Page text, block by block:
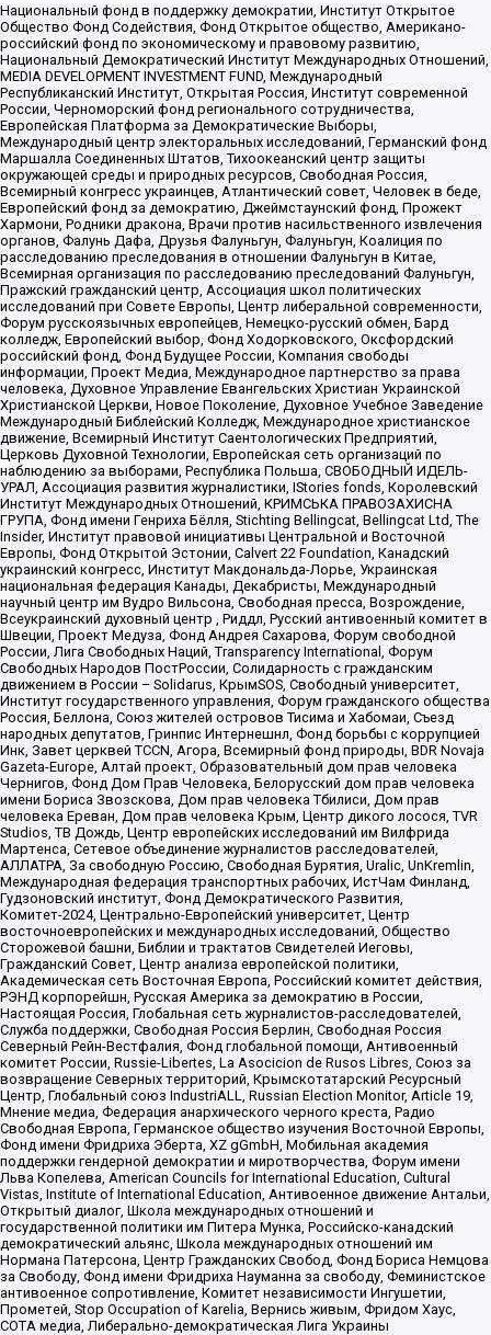
Национальный фонд в поддержку демократии, Институт Открытое
Общество Фонд Содействия, Фонд Открытое общество, Американо-
российский фонд по экономическому и правовому развитию,
Национальный Демократический Институт Международных Отношений,
MEDIA DEVELOPMENT INVESTMENT FUND, Международный
Республиканский Институт, Открытая Россия, Институт современной
России, Черноморский фонд регионального сотрудничества,
Европейская Платформа за Демократические Выборы,
Международный центр электоральных исследований, Германский фонд
Маршалла Соединенных Штатов, Тихоокеанский центр защиты
окружающей среды и природных ресурсов, Свободная Россия,
Всемирный конгресс украинцев, Атлантический совет, Человек в беде,
Европейский фонд за демократию, Джеймстаунский фонд, Прожект
Хармони, Родники дракона, Врачи против насильственного извлечения
органов, Фалунь Дафа, Друзья Фалуньгун, Фалуньгун, Коалиция по
расследованию преследования в отношении Фалуньгун в Китае,
Всемирная организация по расследованию преследований Фалуньгун,
Пражский гражданский центр, Ассоциация школ политических
исследований при Совете Европы, Центр либеральной современности,
Форум русскоязычных европейцев, Немецко-русский обмен, Бард
колледж, Европейский выбор, Фонд Ходорковского, Оксфордский
российский фонд, Фонд Будущее России, Компания свободы
информации, Проект Медиа, Международное партнерство за права
человека, Духовное Управление Евангельских Христиан Украинской
Христианской Церкви, Новое Поколение, Духовное Учебное Заведение
Международный Библейский Колледж, Международное христианское
движение, Всемирный Институт Саентологических Предприятий,
Церковь Духовной Технологии, Европейская сеть организаций по
наблюдению за выборами, Республика Польша, СВОБОДНЫЙ ИДЕЛЬ-
УРАЛ, Ассоциация развития журналистики, IStories fonds, Королевский
Институт Международных Отношений, КРИМСЬКА ПРАВОЗАХИСНА
ГРУПА, Фонд имени Генриха Бёлля, Stichting Bellingcat, Bellingcat Ltd, The
Insider, Институт правовой инициативы Центральной и Восточной
Европы, Фонд Открытой Эстонии, Calvert 22 Foundation, Канадский
украинский конгресс, Институт Макдональда-Лорье, Украинская
национальная федерация Канады, Декабристы, Международный
научный центр им Вудро Вильсона, Свободная пресса, Возрождение,
Всеукраинский духовный центр , Риддл, Русский антивоенный комитет в
Швеции, Проект Медуза, Фонд Андрея Сахарова, Форум свободной
России, Лига Свободных Наций, Transparеncy International, Форум
Свободных Народов ПостРоссии, Солидарность с гражданским
движением в России – Solidarus, КрымSOS, Свободный университет,
Институт государственного управления, Форум гражданского общества
Россия, Беллона, Союз жителей островов Тисима и Хабомаи, Съезд
народных депутатов, Гринпис Интернешнл, Фонд борьбы с коррупцией
Инк, Завет церквей TCCN, Агора, Всемирный фонд природы, BDR Novaja
Gazeta-Europe, Алтай проект, Образовательный дом прав человека
Чернигов, Фонд Дом Прав Человека, Белорусский дом прав человека
имени Бориса Звозскова, Дом прав человека Тбилиси, Дом прав
человека Ереван, Дом прав человека Крым, Центр дикого лосося, TVR
Studios, ТВ Дождь, Центр европейских исследований им Вилфрида
Мартенса, Сетевое объединение журналистов расследователей,
АЛЛАТРА, За свободную Россию, Свободная Бурятия, Uralic, UnKremlin,
Международная федерация транспортных рабочих, ИстЧам Финланд,
Гудзоновский институт, Фонд Демократического Развития,
Комитет-2024, Центрально-Европейский университет, Центр
восточноевропейских и международных исследований, Общество
Сторожевой башни, Библии и трактатов Свидетелей Иеговы,
Гражданский Совет, Центр анализа европейской политики,
Академическая сеть Восточная Европа, Российский комитет действия,
РЭНД корпорейшн, Русская Америка за демократию в России,
Настоящая Россия, Глобальная сеть журналистов-расследователей,
Служба поддержки, Свободная Россия Берлин, Свободная Россия
Северный Рейн-Вестфалия, Фонд глобальной помощи, Антивоенный
комитет России, Russie-Libertes, La Asocicion de Rusos Libres, Союз за
возвращение Северных территорий, Крымскотатарский Ресурсный
Центр, Глобальный союз IndustriALL, Russian Election Monitor, Article 19,
Мнение медиа, Федерация анархического черного креста, Радио
Свободная Европа, Германское общество изучения Восточной Европы,
Фонд имени Фридриха Эберта, XZ gGmbH, Мобильная академия
поддержки гендерной демократии и миротворчества, Форум имени
Льва Копелева, American Councils for International Education, Cultural
Vistas, Institute of International Education, Антивоенное движение Антальи,
Открытый диалог, Школа международных отношений и
государственной политики им Питера Мунка, Российско-канадский
демократический альянс, Школа международных отношений им
Нормана Патерсона, Центр Гражданских Свобод, Фонд Бориса Немцова
за Свободу, Фонд имени Фридриха Науманна за свободу, Феминистское
антивоенное сопротивление, Комитет независимости Ингушетии,
Прометей, Stop Occupation of Karelia, Вернись живым, Фридом Хаус,
СОТА медиа, Либерально-демократическая Лига Украины